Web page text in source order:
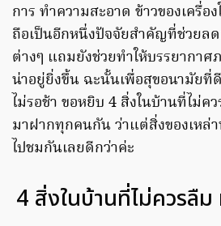
การ ทำความสะอาด ข้าวของเครื่อ
ถือเป็นอีกหนึ่งปัจจัยสำคัญที่ช่วยลด
ต่างๆ แถมยังช่วยทำให้บรรยากาศ
น่าอยู่ยิ่งขึ้น ฉะนั้นเพื่อสุขอนามัยที่
ไม่รอช้า ขอหยิบ 4 สิ่งในบ้านที่ไม่ค
มาฝากทุกคนกัน ว่าแต่สิ่งของเหล่
ไปชมกันเลยดีกว่าค่ะ
4 สิ่งในบ้านที่ไม่ควรลืม